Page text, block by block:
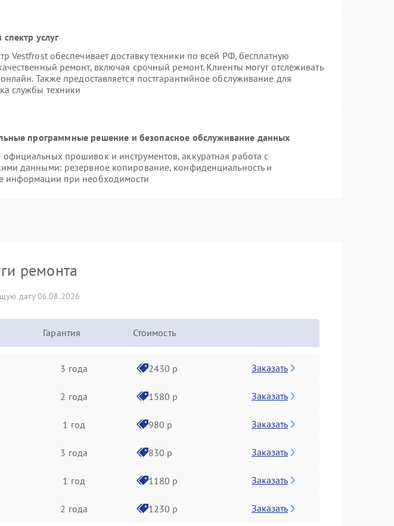
услуг
Vestfrost обеспечивает доставку техники по всей РФ, бесплатную
ремонт, включая срочный ремонт. Клиенты могут отслеживать
Также предоставляется постгарантийное обслуживание для
службы техники
программные решение и безопасное обслуживание данных
официальных прошивок и инструментов, аккуратная работа с
данными: резервное копирование, конфиденциальность и
информации при необходимости
ремонта
дату 06.08.2026
Гарантия Стоимость
3 года 2430 р Заказать
2 года 1580 р Заказать
1 год 980 р Заказать
3 года 830 р Заказать
1 год 1180 р Заказать
2 года 1230 р Заказать